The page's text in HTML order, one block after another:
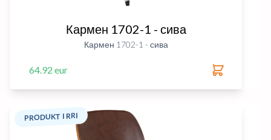
Кармен 1702-1 - сива
Кармен 1702-1 - сива
64.92 eur
PRODUKT I RRI